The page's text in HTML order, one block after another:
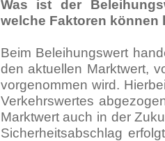
Was ist der
welche Faktoren können
Beim Beleihungswert
den aktuellen Marktwert,
vorgenommen wird.
Verkehrswertes
Marktwert auch in der
Sicherheitsabschlag